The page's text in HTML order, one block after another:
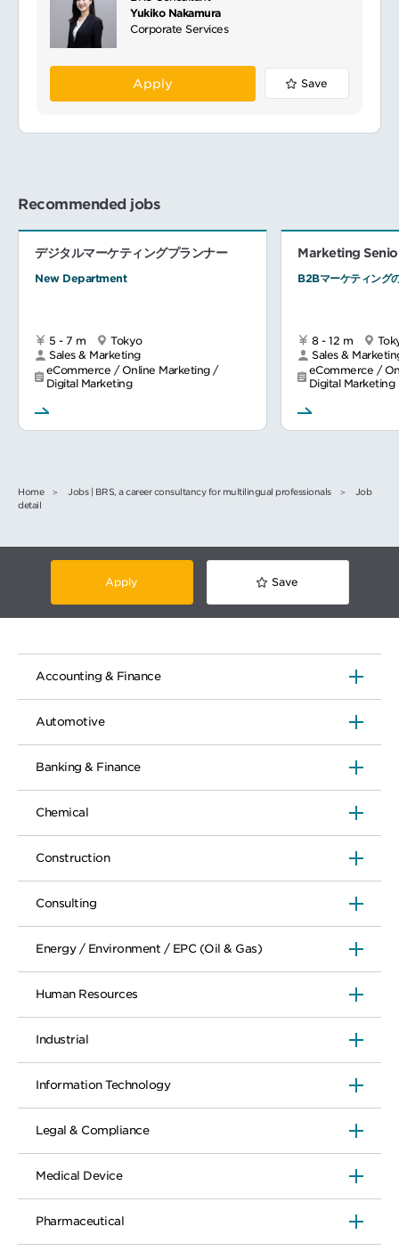
Yukiko Nakamura
Corporate Services
Apply Save
Recommended jobs
デジタルマーケティングプランナー
New Department
5 - 7 m
Tokyo
Sales & Marketing
eCommerce / Online Marketing /
Digital Marketing
Marketing
B2Bマーケティング
8 - 12 m
Sales &
eCommerce /
Digital Marketing
Home Jobs | BRS, a career consultancy for multilingual professionals
Job
detail
Apply Save
Accounting & Finance
Automotive
Banking & Finance
Chemical
Construction
Consulting
Energy / Environment / EPC (Oil & Gas)
Human Resources
Industrial
Information Technology
Legal & Compliance
Medical Device
Pharmaceutical